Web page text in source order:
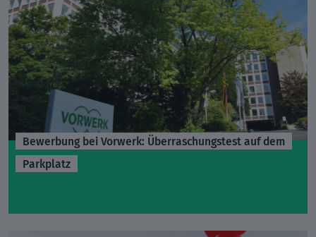
Bewerbung bei Vorwerk: Überraschungstest auf dem
Parkplatz